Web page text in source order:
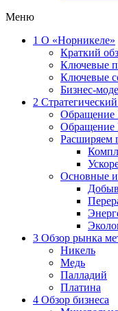
Меню
1 О «Норникеле»
Краткий
Ключевые
Ключевые
Бизнес-
2
Обращение
Обращение
Расширяем
Основные
3 Обзор рынка
Никель
Медь
Палладий
Платина
4 Обзор бизнеса